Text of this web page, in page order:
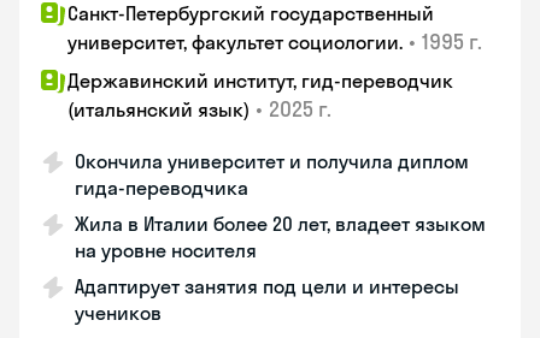
Санкт-Петербургский государственный
университет, факультет социологии. • 1995 г.
Державинский институт, гид-переводчик
(итальянский язык) • 2025 г.
Окончила университет и получила диплом
гида-переводчика
Жила в Италии более 20 лет, владеет языком
на уровне носителя
Адаптирует занятия под цели и интересы
учеников